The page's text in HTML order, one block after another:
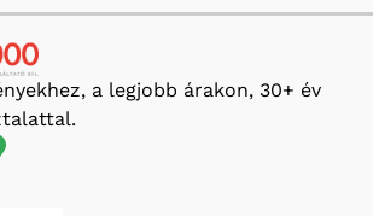
a legjobb árakon, 30+ év